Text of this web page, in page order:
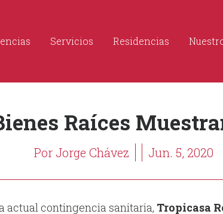
Servicios Residencias
Raíces
Por Jorge Chávez Jun. 5, 2020
actual contingencia sanitaria, Tropicasa